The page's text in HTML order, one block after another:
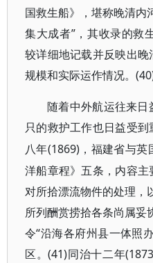
国救生船》，堪称晚清内
集大成者”，其收录的救
较详细地记载并反映出
规模和实际运作情况。
随着中外航运往来
只的救护工作也日益受
八年(1869)，福建省与
洋船章程》五条，内容
对所拾漂流物件的处理，
所列酬赏捞拾各条尚属妥
令“沿海各府州县一体照
区。(41)同治十二年